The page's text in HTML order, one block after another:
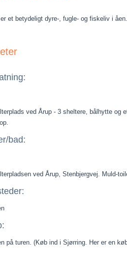
er et betydeligt dyre-, fugle- og fiskeliv i
ved Årup - 3 sheltere, bålhytte og
bad:
ved Årup, Stenbjergvej. Muld-
på turen. (Køb ind i Sjørring. Her er en